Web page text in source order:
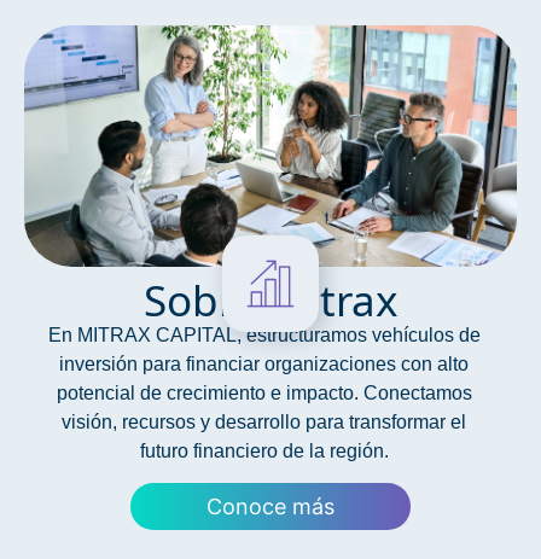
Sobre mitrax
En MITRAX CAPITAL, estructuramos vehículos de
inversión para financiar organizaciones con alto
potencial de crecimiento e impacto. Conectamos
visión, recursos y desarrollo para transformar el
futuro financiero de la región.
Conoce más